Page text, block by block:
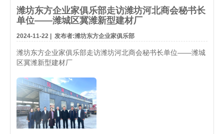
潍坊东方企业家俱乐部走访潍坊河北商会秘书长
单位——潍城区冀潍新型建材厂
2024-11-22 发布者:潍坊东方企业家俱乐部
潍坊东方企业家俱乐部走访潍坊河北商会秘书长单位——潍城
区冀潍新型建材厂